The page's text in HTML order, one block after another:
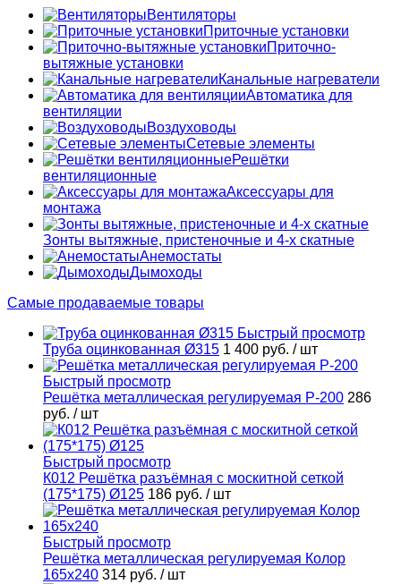
Вентиляторы
Приточные установки
Приточно-
вытяжные установки
Канальные нагреватели
Автоматика для
вентиляции
Воздуховоды
Сетевые элементы
Решётки
вентиляционные
Аксессуары для
монтажа
Зонты вытяжные, пристеночные и 4-х скатные
Анемостаты
Дымоходы
Самые продаваемые товары
Быстрый просмотр
Труба оцинкованная Ø315 1 400 руб. / шт
Быстрый просмотр
Решётка металлическая регулируемая Р-200 286
руб. / шт
Быстрый просмотр
К012 Решётка разъёмная с москитной сеткой
(175*175) Ø125 186 руб. / шт
Быстрый просмотр
Решётка металлическая регулируемая Колор
165х240 314 руб. / шт